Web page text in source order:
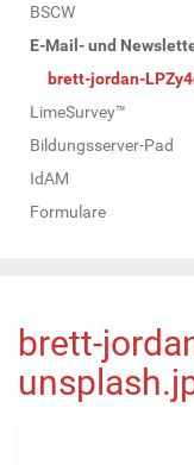
N
a
i
g
i
BSCW
E-Mail- und
brett-jordan-
LimeSurvey™
Bildungsserver-Pad
IdAM
Formulare
brett-